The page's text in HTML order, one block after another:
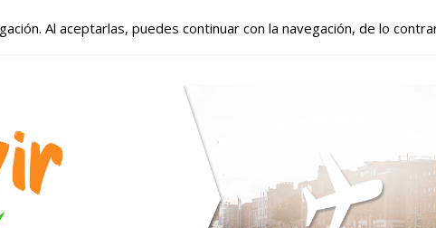
– Vivir en
en Irlanda
Al aceptarlas, puedes continuar con la navegación, de lo